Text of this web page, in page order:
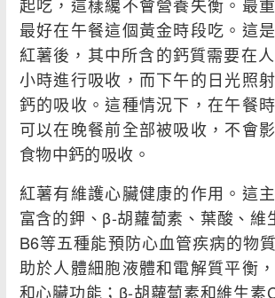
最好在午餐這個黃金時段吃。這
紅薯後，其中所含的鈣質需要在
小時進行吸收，而下午的日光照
鈣的吸收。這種情況下，在午餐
可以在晚餐前全部被吸收，不會
食物中鈣的吸收。
紅薯有維護心臟健康的作用。這
富含的鉀、β-胡蘿蔔素、葉酸、維
B6等五種能預防心血管疾病的物
助於人體細胞液體和電解質平衡
和心臟功能；β-胡蘿蔔素和維生素